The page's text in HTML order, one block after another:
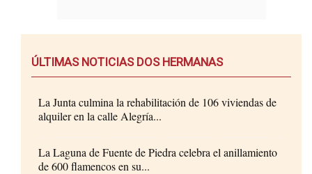
ÚLTIMAS NOTICIAS DOS HERMANAS
La Junta culmina la rehabilitación de 106 viviendas de
alquiler en la calle Alegría...
La Laguna de Fuente de Piedra celebra el anillamiento
de 600 flamencos en su...